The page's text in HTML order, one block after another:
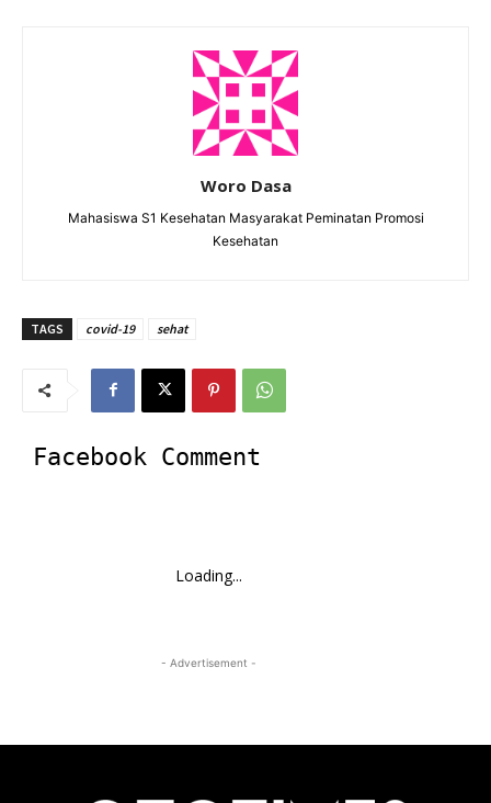
Woro Dasa
Mahasiswa S1 Kesehatan Masyarakat Peminatan Promosi
Kesehatan
TAGS covid-19 sehat
Facebook Comment
Loading...
- Advertisement -